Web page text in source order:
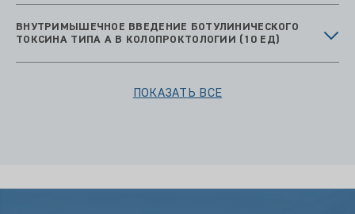
ВНУТРИМЫШЕЧНОЕ ВВЕДЕНИЕ БОТУЛИНИЧЕСКОГО
ТОКСИНА ТИПА А В КОЛОПРОКТОЛОГИИ (10 ЕД)
ПОКАЗАТЬ ВСЕ